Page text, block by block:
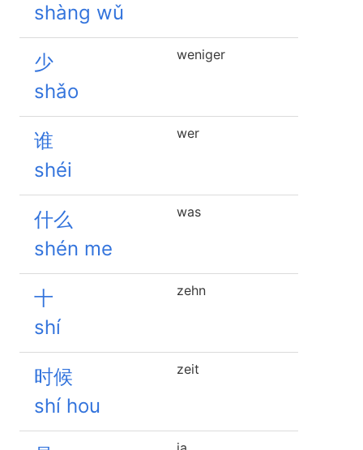
shàng wǔ
少
shǎo
weniger
谁
shéi
wer
什么
shén me
was
十
shí
zehn
时候
shí hou
zeit